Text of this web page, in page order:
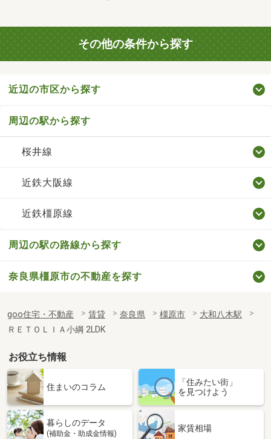
その他の条件から探す
近辺の市区から探す
周辺の駅から探す
桜井線
近鉄大阪線
近鉄橿原線
周辺の駅の路線から探す
奈良県橿原市の不動産を探す
goo住宅・不動産 賃貸 奈良県 橿原市
大和八木駅
ＲＥＴＯＬＩＡ小綱 2LDK
お役立ち情報
住まいのコラム
「住みたい街」
を見つけよう
暮らしのデータ
(補助金・助成金情報)
家賃相場